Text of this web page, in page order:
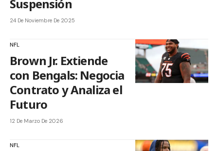
Suspensión
24 De Noviembre De 2025
NFL
Brown Jr. Extiende
con Bengals: Negocia
Contrato y Analiza el
Futuro
12 De Marzo De 2026
NFL